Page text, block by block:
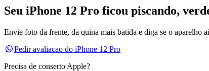
Seu iPhone 12 Pro ficou piscando,
Envie foto da frente, da quina mais batida e diga se o aparelho
Pedir avaliacao do iPhone 12 Pro
Precisa de conserto Apple?